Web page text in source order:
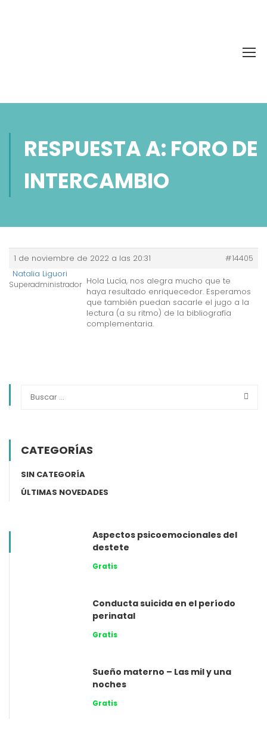
RESPUESTA A: FORO DE
INTERCAMBIO
1 de noviembre de 2022 a las 20:31
#14405
Natalia Liguori
Superadministrador Hola Lucía, nos alegra mucho que te
haya resultado enriquecedor. Esperamos
que también puedan sacarle el jugo a la
lectura (a su ritmo) de la bibliografía
complementaria.
CATEGORÍAS
SIN CATEGORÍA
ÚLTIMAS NOVEDADES
Aspectos psicoemocionales del
destete
Gratis
Conducta suicida en el período
perinatal
Gratis
Sueño materno – Las mil y una
noches
Gratis